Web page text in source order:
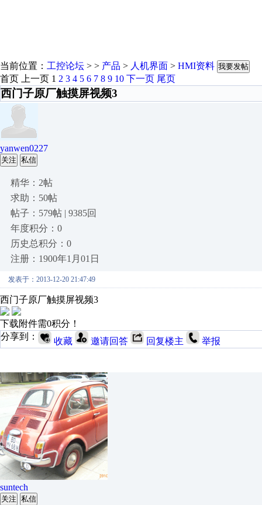
当前位置： 工控论坛 > > 产品 > 人机界面 > HMI资料 我要发帖
首页 上一页 1 2 3 4 5 6 7 8 9 10 下一页 尾页
西门子原厂触摸屏视频3
yanwen0227
关注 私信
精华：2帖
求助：50帖
帖子：579帖 | 9385回
年度积分：0
历史总积分：0
注册：1900年1月01日
发表于：2013-12-20 21:47:49
西门子原厂触摸屏视频3
下载附件需0积分！
分享到：
收藏 邀请回答 回复楼主 举报
suntech
关注 私信